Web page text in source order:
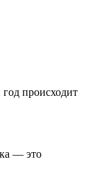
происходит
— это